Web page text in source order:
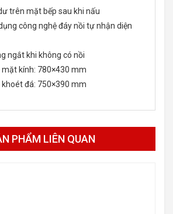
trên mặt bếp sau khi nấu
công nghệ đáy nồi tự nhận diện
ngắt khi không có nồi
mặt kính: 780×430 mm
khoét đá: 750×390 mm
PHẨM LIÊN QUAN